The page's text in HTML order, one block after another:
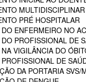
PRÉ HOSPITALAR
ENFERMEIRO NO
PROFISSIONAL DE
VIGILÂNCIA DO
DE
DA PORTARIA